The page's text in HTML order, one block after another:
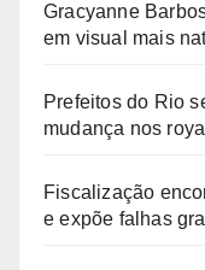
Gracyanne
em visual mais
Prefeitos do Rio
mudança nos
Fiscalização
e expõe falhas